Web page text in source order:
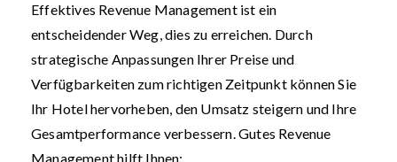
Effektives Revenue Management ist ein
entscheidender Weg, dies zu erreichen. Durch
strategische Anpassungen Ihrer Preise und
Verfügbarkeiten zum richtigen Zeitpunkt können Sie
Ihr Hotel hervorheben, den Umsatz steigern und Ihre
Gesamtperformance verbessern. Gutes Revenue
Management hilft Ihnen: